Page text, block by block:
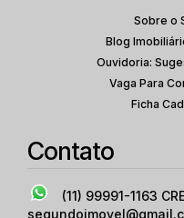
Sobre o
Blog
Ouvidoria:
Vaga Para
Ficha
Contato
(11) 99991-1163